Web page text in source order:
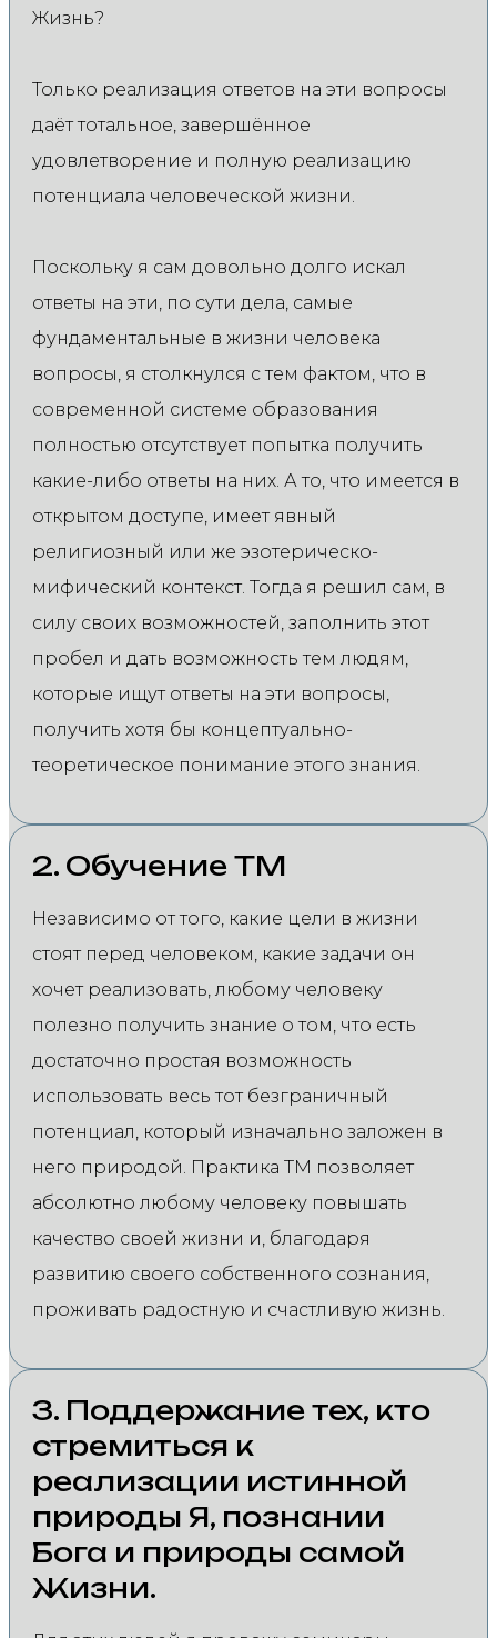
Жизнь?
Только реализация ответов на эти вопросы
даёт тотальное, завершённое
удовлетворение и полную реализацию
потенциала человеческой жизни.
Поскольку я сам довольно долго искал
ответы на эти, по сути дела, самые
фундаментальные в жизни человека
вопросы, я столкнулся с тем фактом, что в
современной системе образования
полностью отсутствует попытка получить
какие-либо ответы на них. А то, что имеется в
открытом доступе, имеет явный
религиозный или же эзотерическо-
мифический контекст. Тогда я решил сам, в
силу своих возможностей, заполнить этот
пробел и дать возможность тем людям,
которые ищут ответы на эти вопросы,
получить хотя бы концептуально-
теоретическое понимание этого знания.
2. Обучение ТМ
Независимо от того, какие цели в жизни
стоят перед человеком, какие задачи он
хочет реализовать, любому человеку
полезно получить знание о том, что есть
достаточно простая возможность
использовать весь тот безграничный
потенциал, который изначально заложен в
него природой. Практика ТМ позволяет
абсолютно любому человеку повышать
качество своей жизни и, благодаря
развитию своего собственного сознания,
проживать радостную и счастливую жизнь.
3. Поддержание тех, кто
стремиться к
реализации истинной
природы Я, познании
Бога и природы самой
Жизни.